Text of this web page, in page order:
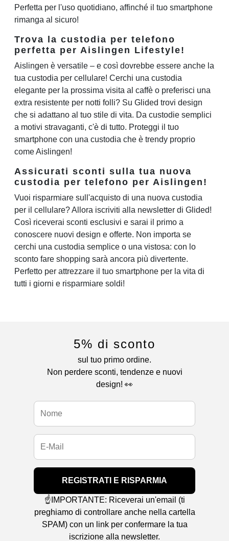
Perfetta per l'uso quotidiano, affinché il tuo smartphone
rimanga al sicuro!
Trova la custodia per telefono
perfetta per Aislingen Lifestyle!
Aislingen è versatile – e così dovrebbe essere anche la
tua custodia per cellulare! Cerchi una custodia
elegante per la prossima visita al caffè o preferisci una
extra resistente per notti folli? Su Glided trovi design
che si adattano al tuo stile di vita. Da custodie semplici
a motivi stravaganti, c'è di tutto. Proteggi il tuo
smartphone con una custodia che è trendy proprio
come Aislingen!
Assicurati sconti sulla tua nuova
custodia per telefono per Aislingen!
Vuoi risparmiare sull'acquisto di una nuova custodia
per il cellulare? Allora iscriviti alla newsletter di Glided!
Così riceverai sconti esclusivi e sarai il primo a
conoscere nuovi design e offerte. Non importa se
cerchi una custodia semplice o una vistosa: con lo
sconto fare shopping sarà ancora più divertente.
Perfetto per attrezzare il tuo smartphone per la vita di
tutti i giorni e risparmiare soldi!
5% di sconto
sul tuo primo ordine.
Non perdere sconti, tendenze e nuovi
design! 👀
REGISTRATI E RISPARMIA
☝️IMPORTANTE: Riceverai un'email (ti
preghiamo di controllare anche nella cartella
SPAM) con un link per confermare la tua
iscrizione alla newsletter.